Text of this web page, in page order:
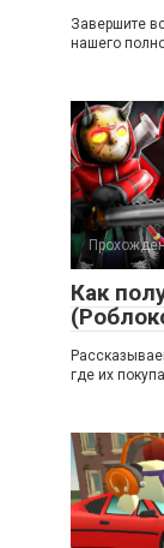
Завершите
нашего
Как
где их